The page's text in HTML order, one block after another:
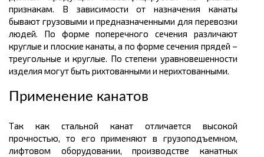
признакам. В зависимости от назначения канаты
бывают грузовыми и предназначенными для перевозки
людей. По форме поперечного сечения различают
круглые и плоские канаты, а по форме сечения прядей –
треугольные и круглые. По степени уравновешенности
изделия могут быть рихтованными и нерихтованными.
Применение канатов
Так как стальной канат отличается высокой
прочностью, то его применяют в грузоподъемном,
лифтовом оборудовании, производстве канатных